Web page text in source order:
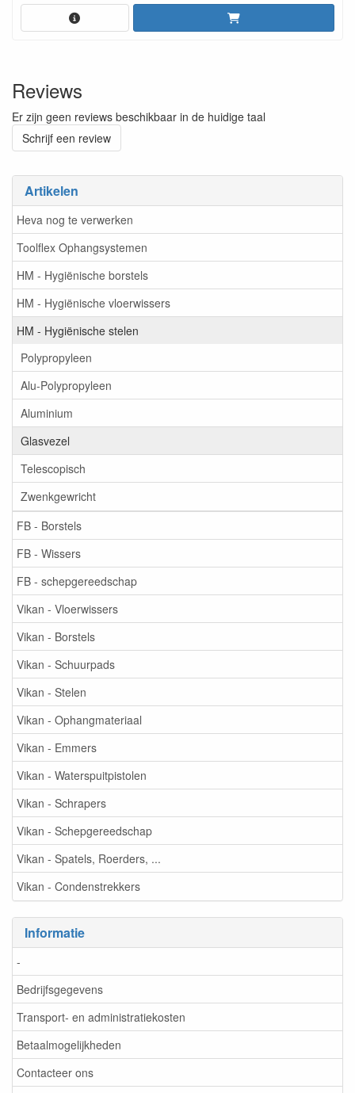
Artikelen
Heva nog te verwerken
Toolflex Ophangsystemen
HM - Hygiënische borstels
HM - Hygiënische vloerwissers
HM - Hygiënische stelen
Polypropyleen
Alu-Polypropyleen
Aluminium
Glasvezel
Telescopisch
Zwenkgewricht
FB - Borstels
FB - Wissers
FB - schepgereedschap
Vikan - Vloerwissers
Vikan - Borstels
Vikan - Schuurpads
Vikan - Stelen
Vikan - Ophangmateriaal
Vikan - Emmers
Vikan - Waterspuitpistolen
Vikan - Schrapers
Vikan - Schepgereedschap
Vikan - Spatels, Roerders, ...
Vikan - Condenstrekkers
Informatie
-
Bedrijfsgegevens
Transport- en administratiekosten
Betaalmogelijkheden
Contacteer ons
Reviews
Er zijn geen reviews beschikbaar in de huidige taal
Schrijf een review